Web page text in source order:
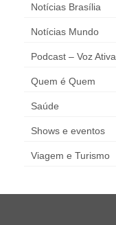
Notícias Brasília
Notícias Mundo
Podcast – Voz Ativa
Quem é Quem
Saúde
Shows e eventos
Viagem e Turismo